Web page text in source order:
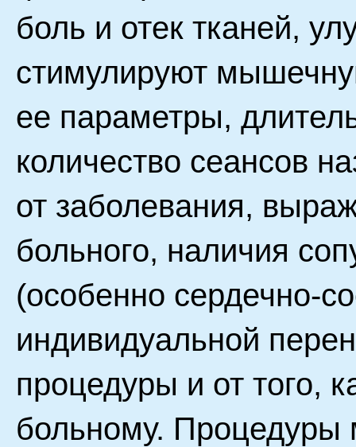
боль и отек тканей,
стимулируют
ее параметры,
количество сеансов
от заболевания,
больного, наличия
(особенно сердечно-
индивидуальной
процедуры и от того,
больному. Процедуры